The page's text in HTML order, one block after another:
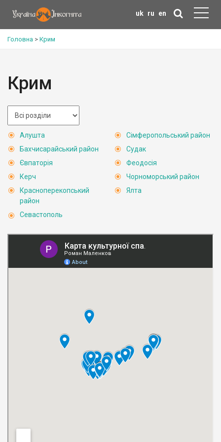
uk ru en
Головна > Крим
Крим
Алушта
Бахчисарайський район
Євпаторія
Керч
Красноперекопський
район
Севастополь
Сімферопольський район
Судак
Феодосія
Чорноморський район
Ялта